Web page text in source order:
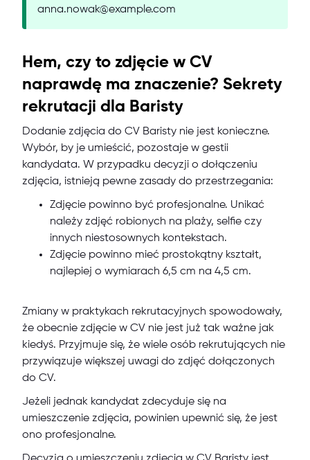
anna.nowak@example.com
Hem, czy to zdjęcie w CV
naprawdę ma znaczenie? Sekrety
rekrutacji dla Baristy
Dodanie zdjęcia do CV Baristy nie jest konieczne.
Wybór, by je umieścić, pozostaje w gestii
kandydata. W przypadku decyzji o dołączeniu
zdjęcia, istnieją pewne zasady do przestrzegania:
Zdjęcie powinno być profesjonalne. Unikać
należy zdjęć robionych na plaży, selfie czy
innych niestosownych kontekstach.
Zdjęcie powinno mieć prostokątny kształt,
najlepiej o wymiarach 6,5 cm na 4,5 cm.
Zmiany w praktykach rekrutacyjnych spowodowały,
że obecnie zdjęcie w CV nie jest już tak ważne jak
kiedyś. Przyjmuje się, że wiele osób rekrutujących nie
przywiązuje większej uwagi do zdjęć dołączonych
do CV.
Jeżeli jednak kandydat zdecyduje się na
umieszczenie zdjęcia, powinien upewnić się, że jest
ono profesjonalne.